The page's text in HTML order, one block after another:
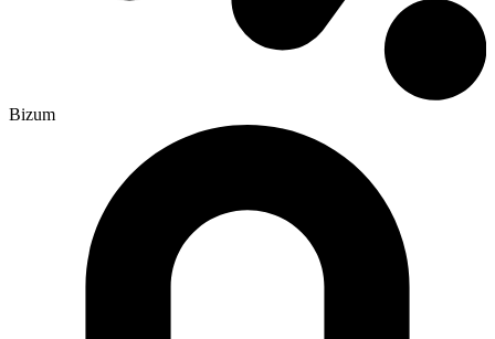
Bizum